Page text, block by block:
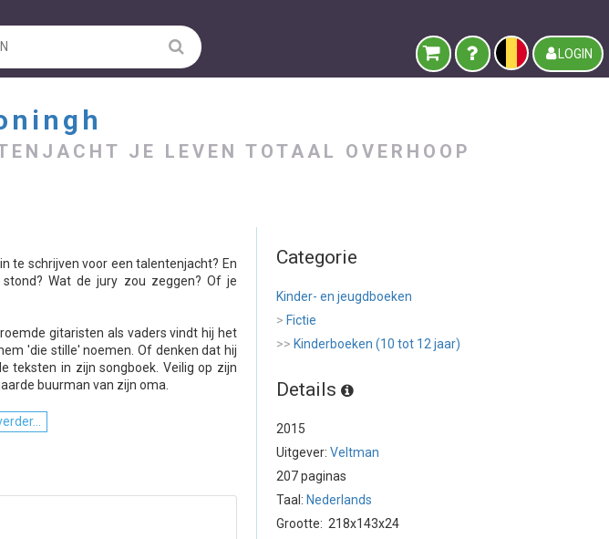
LOGIN
JE LEVEN TOTAAL OVERHOOP
te schrijven voor een talentenjacht? En
Wat de jury zou zeggen? Of je
gitaristen als vaders vindt hij het
'die stille' noemen. Of denken dat hij
teksten in zijn songboek. Veilig op zijn
buurman van zijn oma.
Categorie
Kinder- en jeugdboeken
> Fictie
>> Kinderboeken (10 tot 12 jaar)
Details
2015
Uitgever: Veltman
207 paginas
Taal: Nederlands
Grootte: 218x143x24